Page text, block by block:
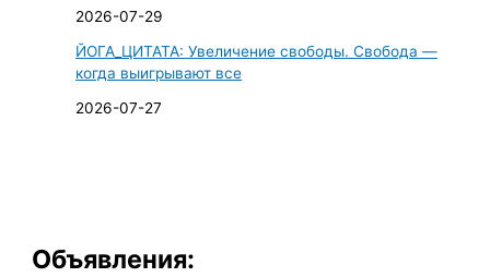
2026-07-29
ЙОГА_ЦИТАТА: Увеличение свободы. Свобода —
когда выигрывают все
2026-07-27
Объявления: